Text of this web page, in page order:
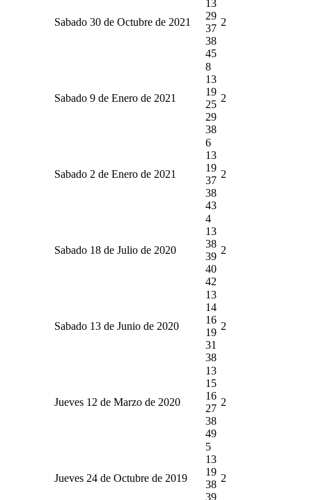
Sabado 30 de Octubre de 2021
13
29
37
38
45
2
Sabado 9 de Enero de 2021
8
13
19
25
29
38
2
Sabado 2 de Enero de 2021
6
13
19
37
38
43
2
Sabado 18 de Julio de 2020
4
13
38
39
40
42
2
Sabado 13 de Junio de 2020
13
14
16
19
31
38
2
Jueves 12 de Marzo de 2020
13
15
16
27
38
49
2
Jueves 24 de Octubre de 2019
5
13
19
38
39
2